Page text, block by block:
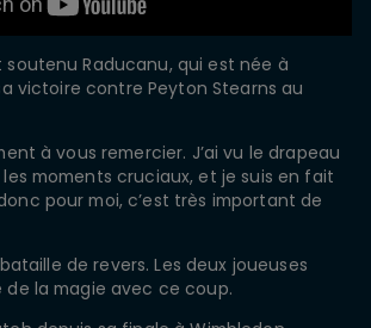
soutenu Raducanu, qui est née à
victoire contre Peyton Stearns au
à vous remercier. J’ai vu le drapeau
moments cruciaux, et je suis en fait
pour moi, c’est très important de
de revers. Les deux joueuses
la magie avec ce coup.